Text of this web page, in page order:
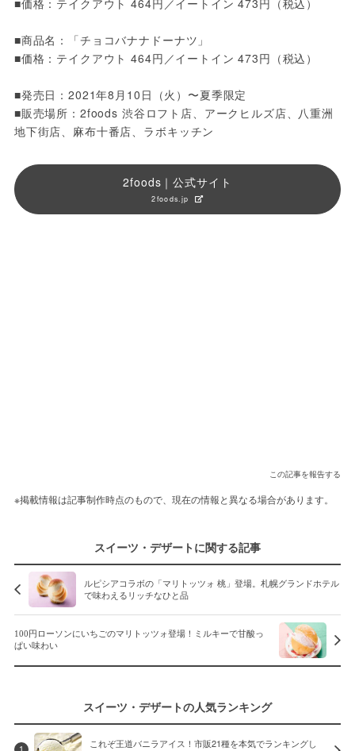
■商品名：「チョコバナナドーナツ」
■価格：テイクアウト 464円／イートイン 473円（税込）
■発売日：2021年8月10日（火）〜夏季限定
■販売場所：2foods 渋谷ロフト店、アークヒルズ店、八重洲
地下街店、麻布十番店、ラボキッチン
2foods｜公式サイト
2foods.jp
この記事を報告する
※掲載情報は記事制作時点のもので、現在の情報と異なる場合があります。
スイーツ・デザートに関する記事
ルピシアコラボの「マリトッツォ 桃」登場。札幌グランドホテル
で味わえるリッチなひと品
100円ローソンにいちごのマリトッツォ登場！ミルキーで甘酸っ
ぱい味わい
スイーツ・デザートの人気ランキング
1
これぞ王道バニラアイス！市販21種を本気でランキングし